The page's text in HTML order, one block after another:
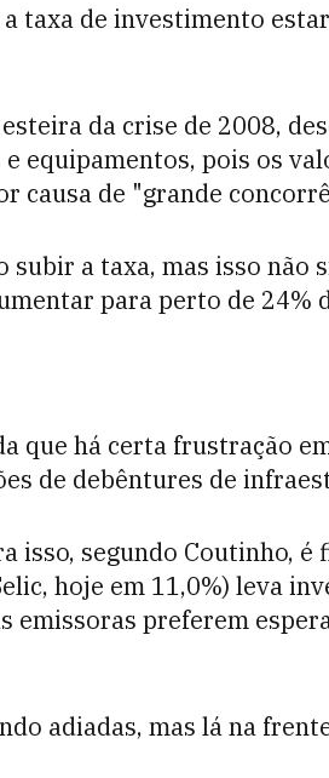
taxa de investimento
da crise de 2008,
equipamentos, pois os
causa de "grande
subir a taxa, mas isso não
para perto de 24%
que há certa frustração
de debêntures de
isso, segundo Coutinho,
hoje em 11,0%) leva
emissoras preferem
adiadas, mas lá na